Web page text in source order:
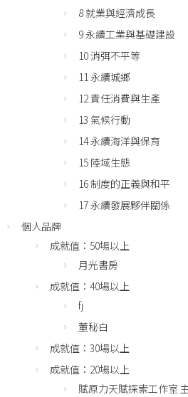
8 就業與經濟成長
9 永續工業與基礎建設
10 消弭不平等
11 永續城鄉
12 責任消費與生產
13 氣候行動
14 永續海洋與保育
15 陸域生態
16 制度的正義與和平
17 永續發展夥伴關係
個人品牌
成就值：50場以上
月光書房
成就值：40場以上
fj
董秘白
成就值：30場以上
成就值：20場以上
賦原力天賦探索工作室